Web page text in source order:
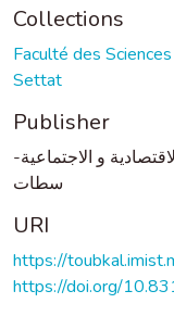
Collections
Faculté des
Settat
Publisher
و الاجتماعية-
سطات
URI
https://
https://doi.org/